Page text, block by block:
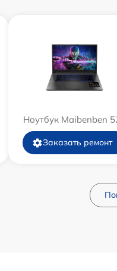
Ноутбук Maibenben
Заказать ремонт